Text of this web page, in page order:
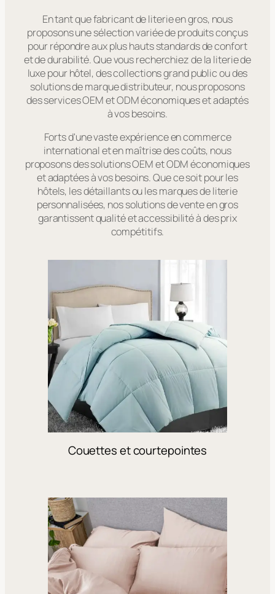
En tant que fabricant de literie en gros, nous
proposons une sélection variée de produits conçus
pour répondre aux plus hauts standards de confort
et de durabilité. Que vous recherchiez de la literie de
luxe pour hôtel, des collections grand public ou des
solutions de marque distributeur, nous proposons
des services OEM et ODM économiques et adaptés
à vos besoins.
Forts d'une vaste expérience en commerce
international et en maîtrise des coûts, nous
proposons des solutions OEM et ODM économiques
et adaptées à vos besoins. Que ce soit pour les
hôtels, les détaillants ou les marques de literie
personnalisées, nos solutions de vente en gros
garantissent qualité et accessibilité à des prix
compétitifs.
Couettes et courtepointes